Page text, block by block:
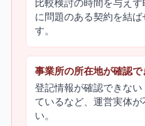
比較検討の時間を与え
に問題のある契約を結
す。
事業所の所在地が確認で
登記情報が確認できな
ているなど、運営実体
い。